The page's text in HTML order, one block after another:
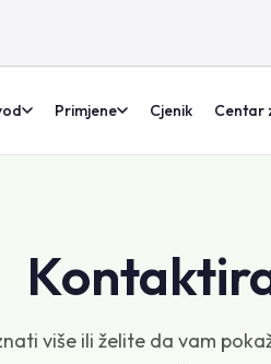
Primjene Cjenik Centar
više ili želite da vam